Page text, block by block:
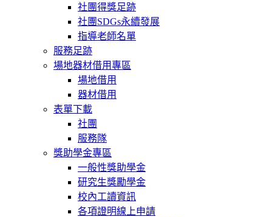
社團得獎足跡
社團SDGs永續發展
指導老師名單
服務足跡
場地器材借用專區
場地借用
器材借用
表單下載
社團
服務隊
獎助學金專區
一般性獎助學金
研究生獎勵學金
校內工讀資訊
各項證明線上申請